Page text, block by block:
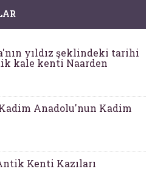
yıldız şeklindeki tarihi
kale kenti Naarden
Anadolu'nun Kadim
Kenti Kazıları